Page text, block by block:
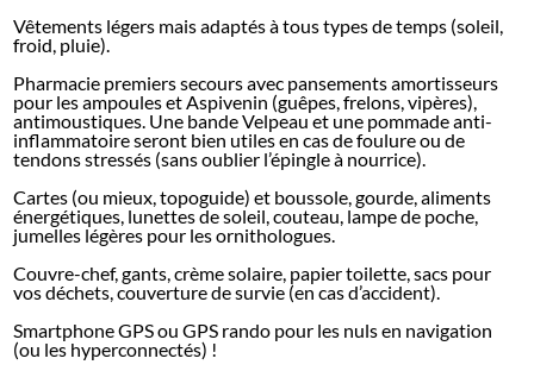
Vêtements légers mais adaptés à tous types de temps (soleil,
froid, pluie).
Pharmacie premiers secours avec pansements amortisseurs
pour les ampoules et Aspivenin (guêpes, frelons, vipères),
antimoustiques. Une bande Velpeau et une pommade anti-
inflammatoire seront bien utiles en cas de foulure ou de
tendons stressés (sans oublier l’épingle à nourrice).
Cartes (ou mieux, topoguide) et boussole, gourde, aliments
énergétiques, lunettes de soleil, couteau, lampe de poche,
jumelles légères pour les ornithologues.
Couvre-chef, gants, crème solaire, papier toilette, sacs pour
vos déchets, couverture de survie (en cas d’accident).
Smartphone GPS ou GPS rando pour les nuls en navigation
(ou les hyperconnectés) !